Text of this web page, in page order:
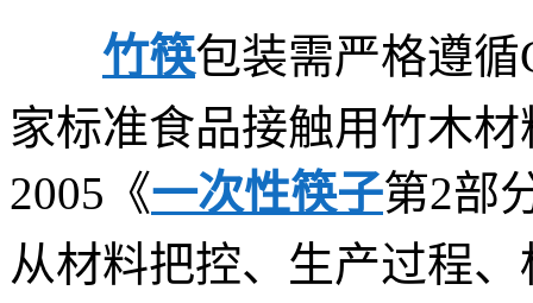
竹筷包装需严格遵循
家标准食品接触用竹木
2005《一次性筷子第2部
从材料把控、生产过程